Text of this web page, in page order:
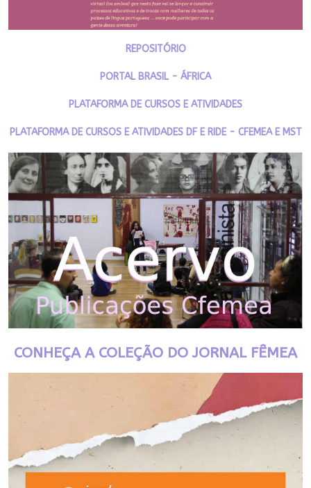
REPOSITÓRIO
PORTAL BRASIL - ÁFRICA
PLATAFORMA DE CURSOS E ATIVIDADES
PLATAFORMA DE CURSOS E ATIVIDADES DF E RIDE - CFEMEA E MST
CONHEÇA A COLEÇÃO DO JORNAL FÊMEA